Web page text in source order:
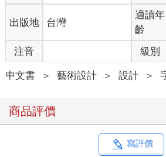
出版地 台灣
適讀年
齡
注音 級別
中文書 ＞ 藝術設計 ＞ 設計 ＞
商品評價
寫評價